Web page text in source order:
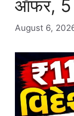
ऑफर, 5
August 6,